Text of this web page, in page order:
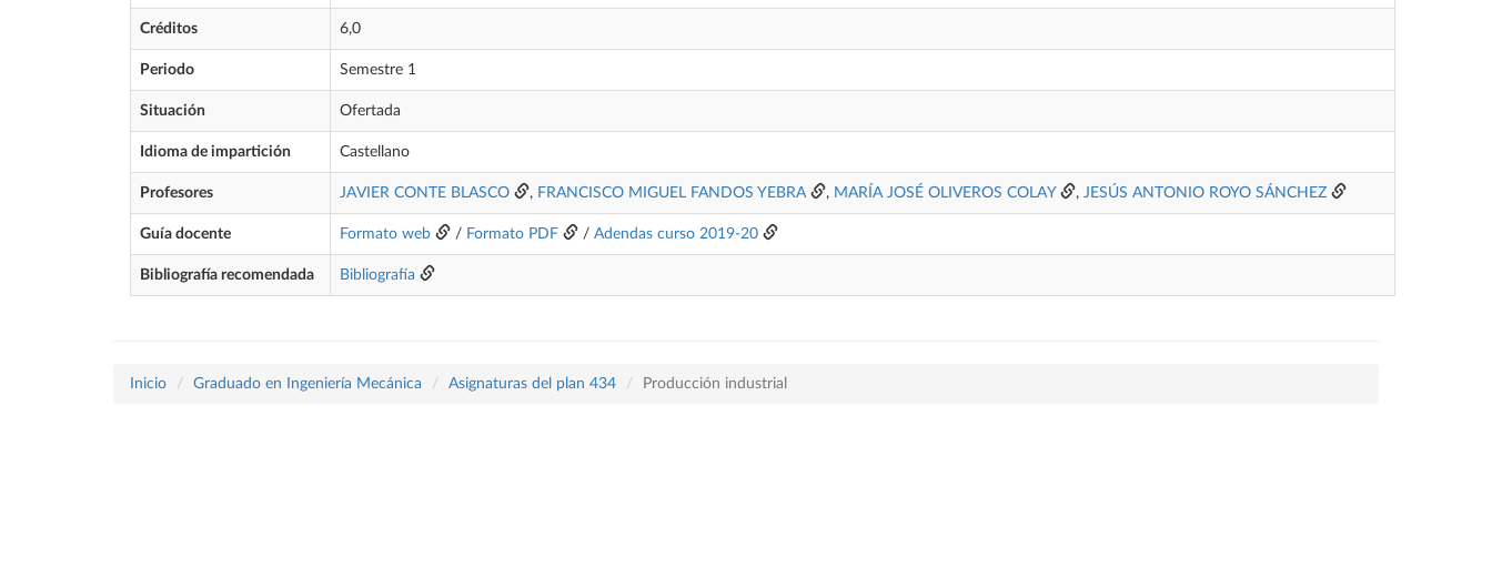
Créditos 6,0
Periodo Semestre 1
Situación Ofertada
Idioma de impartición Castellano
Profesores JAVIER CONTE BLASCO , FRANCISCO MIGUEL FANDOS YEBRA , MARÍA JOSÉ OLIVEROS COLAY , JESÚS ANTONIO ROYO SÁNCHEZ
Guía docente Formato web / Formato PDF / Adendas curso 2019-20
Bibliografía recomendada Bibliografía
Inicio Graduado en Ingeniería Mecánica Asignaturas del plan 434 Producción industrial